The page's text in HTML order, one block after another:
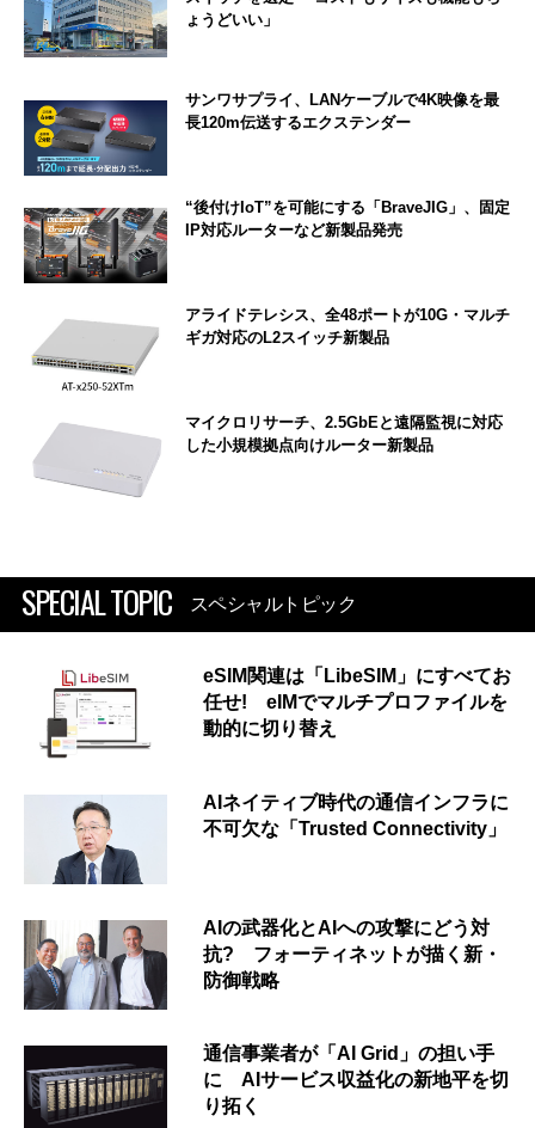
ょうどいい」
サンワサプライ、LANケーブルで4K映像を最
長120m伝送するエクステンダー
“後付けIoT”を可能にする「BraveJIG」、固定
IP対応ルーターなど新製品発売
アライドテレシス、全48ポートが10G・マルチ
ギガ対応のL2スイッチ新製品
マイクロリサーチ、2.5GbEと遠隔監視に対応
した小規模拠点向けルーター新製品
SPECIAL TOPIC スペシャルトピック
eSIM関連は「LibeSIM」にすべてお
任せ! eIMでマルチプロファイルを
動的に切り替え
AIネイティブ時代の通信インフラに
不可欠な「Trusted Connectivity」
AIの武器化とAIへの攻撃にどう対
抗? フォーティネットが描く新・
防御戦略
通信事業者が「AI Grid」の担い手
に AIサービス収益化の新地平を切
り拓く